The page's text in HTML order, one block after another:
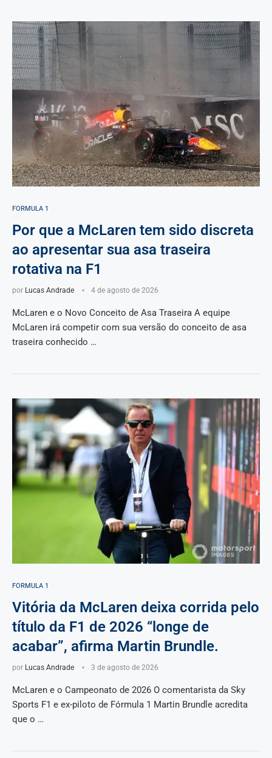
FORMULA 1
Por que a McLaren tem sido discreta
ao apresentar sua asa traseira
rotativa na F1
por Lucas Andrade 4 de agosto de 2026
McLaren e o Novo Conceito de Asa Traseira A equipe
McLaren irá competir com sua versão do conceito de asa
traseira conhecido …
FORMULA 1
Vitória da McLaren deixa corrida pelo
título da F1 de 2026 “longe de
acabar”, afirma Martin Brundle.
por Lucas Andrade 3 de agosto de 2026
McLaren e o Campeonato de 2026 O comentarista da Sky
Sports F1 e ex-piloto de Fórmula 1 Martin Brundle acredita
que o …